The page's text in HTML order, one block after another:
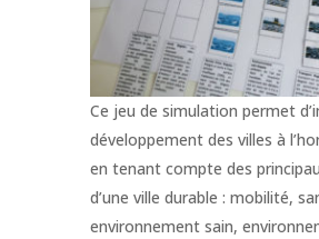
Ce jeu de simulation permet
développement des villes à
en tenant compte des
d’une ville durable : mobilité,
environnement sain,